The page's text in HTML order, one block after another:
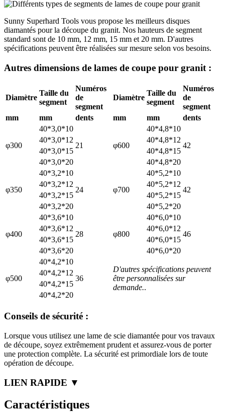
Sunny Superhard Tools vous propose les meilleurs disques
diamantés pour la découpe du granit. Nos hauteurs de segment
standard sont de 10 mm, 12 mm, 15 mm et 20 mm. D'autres
spécifications peuvent être réalisées sur mesure selon vos besoins.
Autres dimensions de lames de coupe pour granit :
Diamètre
Taille du
segment
Numéros
de
segment
Diamètre
Taille du
segment
Numéros
de
segment
mm
mm dents mm mm dents
φ300
40*3,0*10
21
φ600
40*4,8*10
42
40*3,0*12
40*4,8*12
40*3,0*15
40*4,8*15
40*3,0*20
40*4,8*20
φ350
40*3,2*10
24
φ700
40*5,2*10
42
40*3,2*12
40*5,2*12
40*3,2*15
40*5,2*15
40*3,2*20
40*5,2*20
φ400
40*3,6*10
28
φ800
40*6,0*10
46
40*3,6*12
40*6,0*12
40*3,6*15
40*6,0*15
40*3,6*20
40*6,0*20
φ500
40*4,2*10
36
D'autres spécifications peuvent
être personnalisées sur
demande..
40*4,2*12
40*4,2*15
40*4,2*20
Conseils de sécurité :
Lorsque vous utilisez une lame de scie diamantée pour vos travaux
de découpe, soyez extrêmement prudent et assurez-vous de porter
une protection complète. La sécurité est primordiale lors de toute
opération de découpe.
LIEN RAPIDE ▼
Caractéristiques